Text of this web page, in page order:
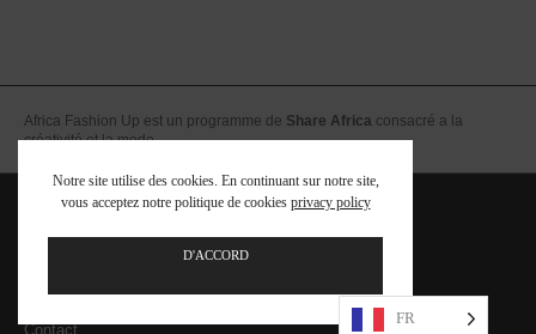
Africa Fashion Up est un programme de Share Africa consacré a la
créativité et la mode
Equipe
FAQ – Foire aux Questions
Contact
Notre site utilise des cookies. En continuant sur notre site,
vous acceptez notre politique de cookies privacy policy
D'ACCORD
FR